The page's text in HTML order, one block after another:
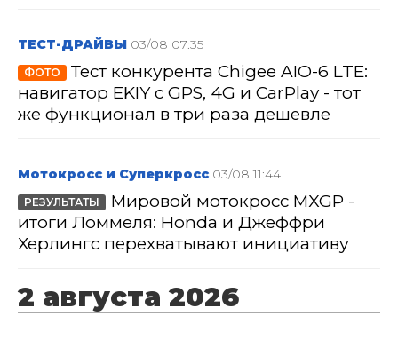
ТЕСТ-ДРАЙВЫ 03/08 07:35
ФОТО
Тест конкурента Chigee AIO-6 LTE:
навигатор EKIY с GPS, 4G и CarPlay - тот
же функционал в три раза дешевле
Мотокросс и Суперкросс 03/08 11:44
РЕЗУЛЬТАТЫ
Мировой мотокросс MXGP -
итоги Ломмеля: Honda и Джеффри
Херлингс перехватывают инициативу
2 августа 2026